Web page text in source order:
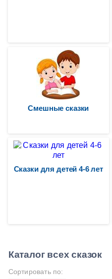
Смешные сказки
Сказки для детей 4-6 лет
Каталог всех сказок
Сортировать по: